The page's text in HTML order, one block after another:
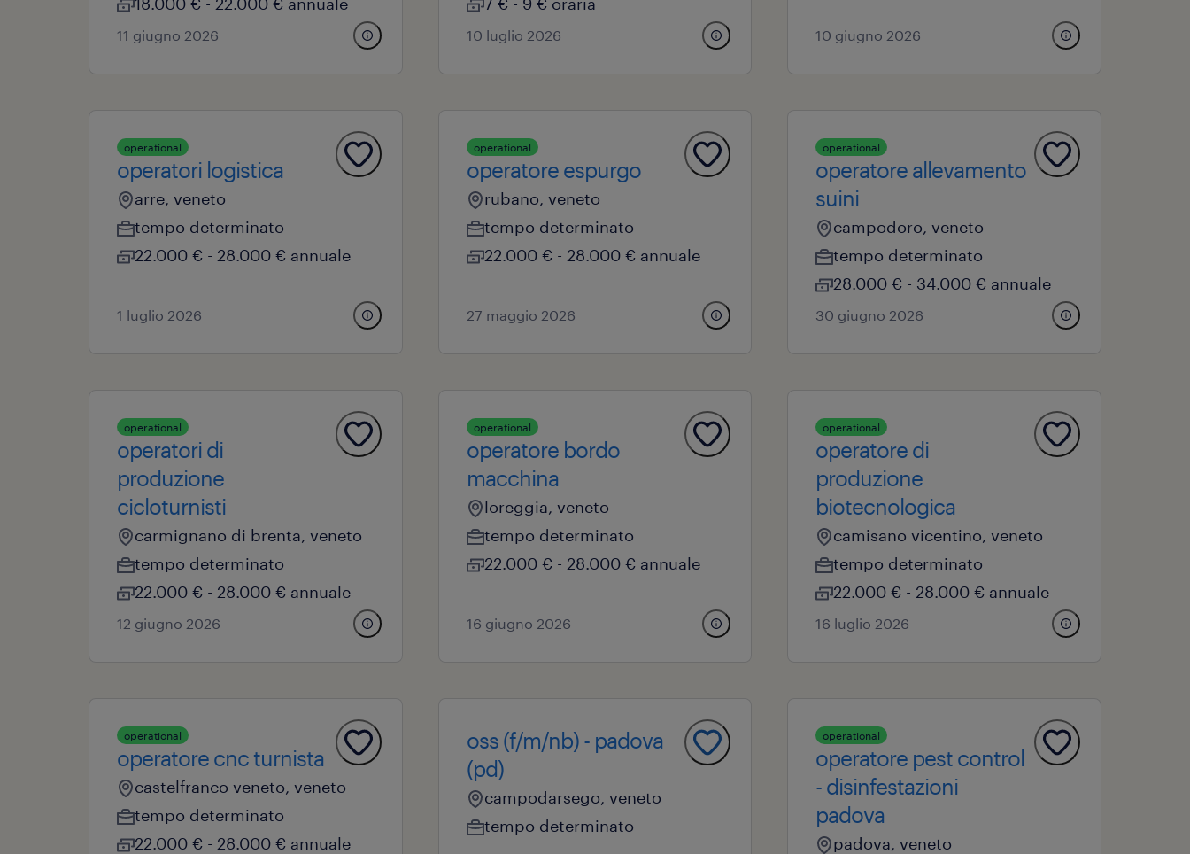
11 giugno 2026 10 luglio 2026 10 giugno 2026
operational
operatori logistica
arre, veneto
tempo determinato
22.000 € - 28.000 € annuale
1 luglio 2026
operational
operatore espurgo
rubano, veneto
tempo determinato
22.000 € - 28.000 € annuale
27 maggio 2026
operational
operatore allevamento
suini
campodoro, veneto
tempo determinato
28.000 € - 34.000 € annuale
30 giugno 2026
operational
operatori di
produzione
cicloturnisti
carmignano di brenta, veneto
tempo determinato
22.000 € - 28.000 € annuale
12 giugno 2026
operational
operatore bordo
macchina
loreggia, veneto
tempo determinato
22.000 € - 28.000 € annuale
16 giugno 2026
operational
operatore di
produzione
biotecnologica
camisano vicentino, veneto
tempo determinato
22.000 € - 28.000 € annuale
16 luglio 2026
operational
operatore cnc turnista
castelfranco veneto, veneto
tempo determinato
22.000 € - 28.000 € annuale
oss (f/m/nb) - padova
(pd)
campodarsego, veneto
tempo determinato
operational
operatore pest control
- disinfestazioni
padova
padova, veneto